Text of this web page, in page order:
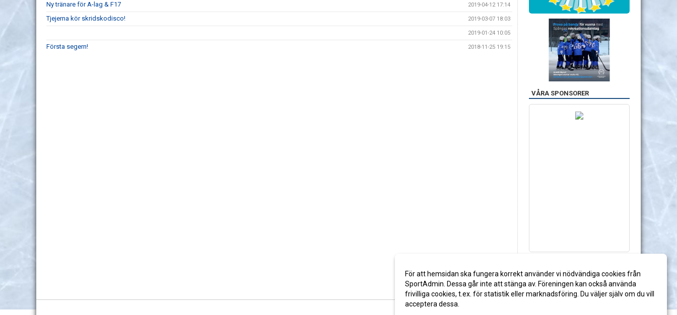
Ny tränare för A-lag & F17 2019-04-12 17:14
Tjejerna kör skridskodisco! 2019-03-07 18:03
2019-01-24 10:05
Första segern! 2018-11-25 19:15
VÅRA SPONSORER
För att hemsidan ska fungera korrekt använder vi nödvändiga cookies från
SportAdmin. Dessa går inte att stänga av. Föreningen kan också använda
frivilliga cookies, t.ex. för statistik eller marknadsföring. Du väljer själv om du vill
acceptera dessa.